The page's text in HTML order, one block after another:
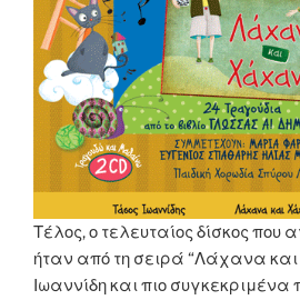
Τέλος, ο τελευταίος δίσκος
ήταν από τη σειρά “Λάχανα
Ιωαννίδη και πιο συγκεκριμένα